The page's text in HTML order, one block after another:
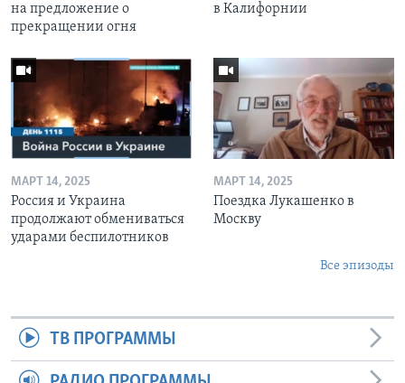
на предложение о
прекращении огня
в Калифорнии
МАРТ 14, 2025
Россия и Украина
продолжают обмениваться
ударами беспилотников
МАРТ 14, 2025
Поездка Лукашенко в
Москву
Все эпизоды
ТВ ПРОГРАММЫ